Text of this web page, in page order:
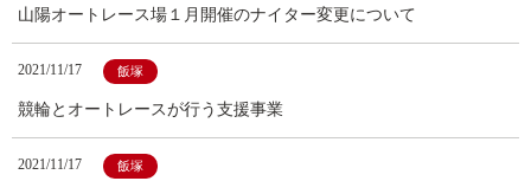
山陽オートレース場１月開催のナイター変更について
2021/11/17 飯塚
競輪とオートレースが行う支援事業
2021/11/17 飯塚